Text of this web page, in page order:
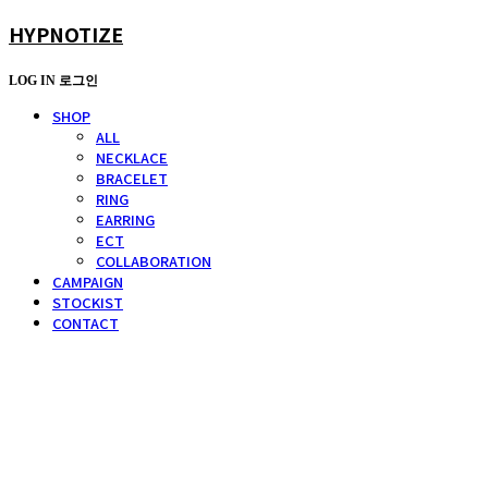
HYPNOTIZE
LOG IN 로그인
SHOP
ALL
NECKLACE
BRACELET
RING
EARRING
ECT
COLLABORATION
CAMPAIGN
STOCKIST
CONTACT